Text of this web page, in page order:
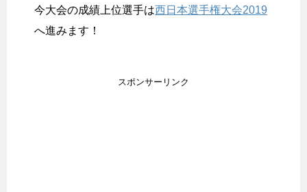
今大会の成績上位選手は西日本選手権大会2019
へ進みます！
スポンサーリンク